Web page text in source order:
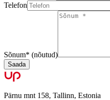
Telefon
Sõnum* (nõutud)
Saada
Pärnu mnt 158, Tallinn, Estonia